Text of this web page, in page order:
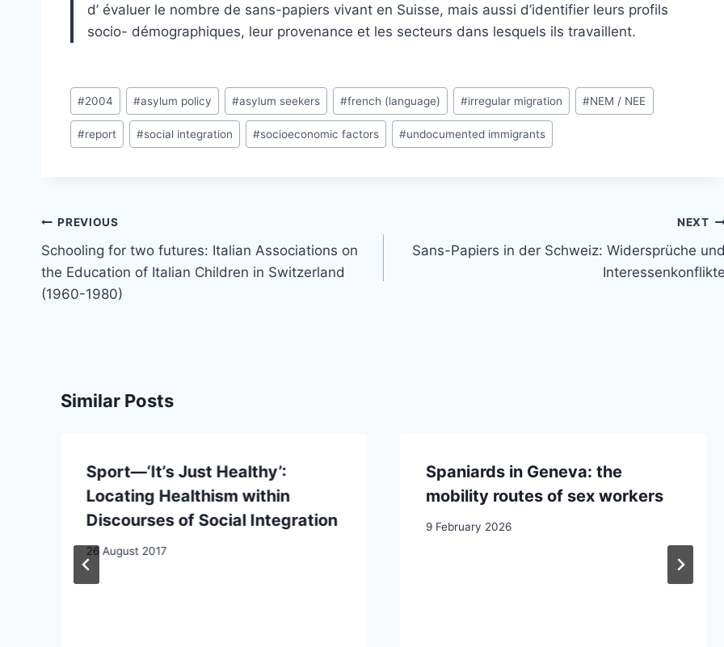
d’ évaluer le nombre de sans-papiers vivant en Suisse, mais aussi d’identifier leurs profils
socio- démographiques, leur provenance et les secteurs dans lesquels ils travaillent.
Post
Tags:
#2004 #asylum policy #asylum seekers #french (language) #irregular migration #NEM / NEE
#report #social integration #socioeconomic factors #undocumented immigrants
Post
navigation
PREVIOUS
Schooling for two futures: Italian Associations on
the Education of Italian Children in Switzerland
(1960-1980)
NEXT
Sans-Papiers in der Schweiz: Widersprüche
Similar Posts
Sport—‘It’s Just Healthy’:
Locating Healthism within
Discourses of Social Integration
26 August 2017
Spaniards in Geneva: the
mobility routes of sex workers
9 February 2026